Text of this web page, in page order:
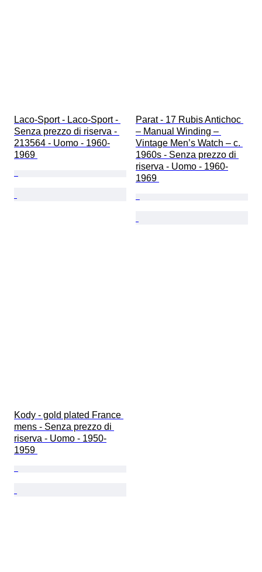
Laco-Sport - Laco-Sport -
Senza prezzo di riserva -
213564 - Uomo - 1960-
1969
Parat - 17 Rubis Antichoc
– Manual Winding –
Vintage Men’s Watch – c.
1960s - Senza prezzo di
riserva - Uomo - 1960-
1969
Kody - gold plated France
mens - Senza prezzo di
riserva - Uomo - 1950-
1959